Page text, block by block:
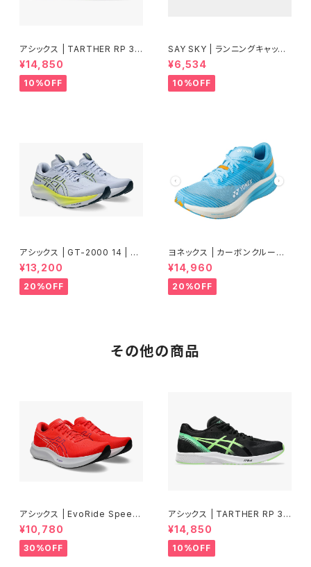
アシックス | TARTHER RP 3 |
BLACK/ILLUMINATE GREEN
| Men
¥14,850
10%OFF
SAY SKY | ランニングキャップ
Drip Dye Combat Cap 101 |
Blue Aop | ユニセックス
¥6,534
10%OFF
アシックス | GT-2000 14 | BL
UE FADE/TRANQUIL TEAL |
Men
¥13,200
20%OFF
ヨネックス | カーボンクルーズ
エアラス | セルリアンブルー |
Women
¥14,960
20%OFF
その他の商品
アシックス | EvoRide Speed
3 WIDE | FLASH RED/EDO
PURPLE | Women
¥10,780
30%OFF
アシックス | TARTHER RP 3 |
BLACK/ILLUMINATE GREEN
| Men
¥14,850
10%OFF